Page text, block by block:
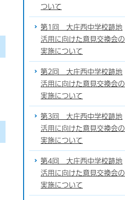
ついて
第1回 大庄西中学校跡地
活用に向けた意見交換会の
実施について
第2回 大庄西中学校跡地
活用に向けた意見交換会の
実施について
第3回 大庄西中学校跡地
活用に向けた意見交換会の
実施について
第4回 大庄西中学校跡地
活用に向けた意見交換会の
実施について